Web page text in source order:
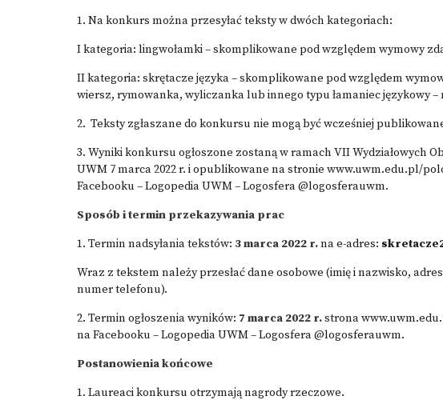
1. Na konkurs można przesyłać teksty w dwóch kategoriach:
I kategoria: lingwołamki – skomplikowane pod względem wymowy
II kategoria: skrętacze języka – skomplikowane pod względem
wiersz, rymowanka, wyliczanka lub innego typu łamaniec językowy –
2. Teksty zgłaszane do konkursu nie mogą być wcześniej
3. Wyniki konkursu ogłoszone zostaną w ramach VII Wydziałowych
UWM 7 marca 2022 r. i opublikowane na stronie www.uwm.edu.pl/
Facebooku – Logopedia UWM – Logosfera @logosferauwm.
Sposób i termin przekazywania prac
1. Termin nadsyłania tekstów: 3 marca 2022 r.na e-adres:
Wraz z tekstem należy przesłać dane osobowe (imię i nazwisko,
numer telefonu).
2. Termin ogłoszenia wyników: 7 marca 2022 r.strona
na Facebooku – Logopedia UWM – Logosfera @logosferauwm.
Postanowienia końcowe
1. Laureaci konkursu otrzymają nagrody rzeczowe.